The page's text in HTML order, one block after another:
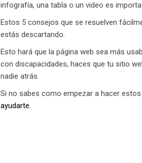
infografía, una tabla o un video es
Estos 5 consejos que se resuelven
estás descartando.
Esto hará que la página web sea más
con discapacidades, haces que tu sitio
nadie atrás.
Si no sabes como empezar a hacer
ayudarte.